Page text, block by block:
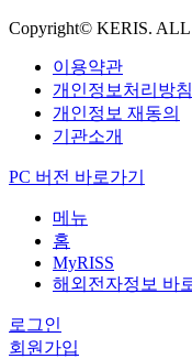
Copyright© KERIS.
이용약관
개인정보처리방침
개인정보 재동의
기관소개
PC 버전 바로가기
메뉴
홈
MyRISS
해외전자정보 바
로그인
회원가입